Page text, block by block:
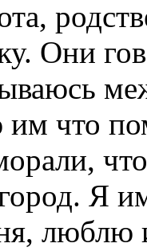
Они
им что
Я
люблю